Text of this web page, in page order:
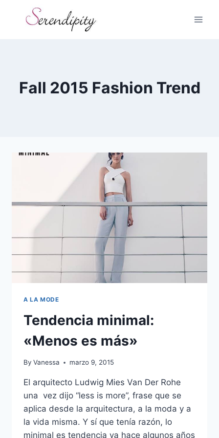
Fall 2015 Fashion Trend
A LA MODE
Tendencia minimal:
«Menos es más»
By Vanessa marzo 9, 2015
El arquitecto Ludwig Mies Van Der Rohe
una vez dijo “less is more”, frase que se
aplica desde la arquitectura, a la moda y a
la vida misma. Y sí que tenía razón, lo
minimal es tendencia ya hace algunos años